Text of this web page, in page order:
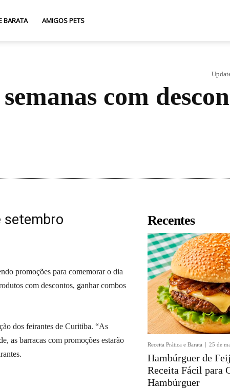
BARATA AMIGOS PETS
com
setembro
promoções para comemorar o dia
com descontos, ganhar combos
dos feirantes de Curitiba. “As
as barracas com promoções estarão
Recentes
Receita Prática e Barata 25 de
Hambúrguer de
Receita Fácil para
Hambúrguer